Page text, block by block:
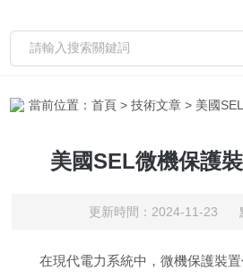
當前位置：首頁 >技術文章 > 美國
美國SEL微機保護
更新時間：2024-11-23
在現代電力系統中，微機保護裝置